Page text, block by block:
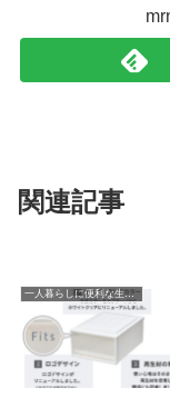
関連記事
一人暮らしに便利な生活雑貨